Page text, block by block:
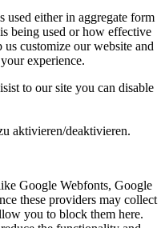
used either in aggregate form
being used or how effective
customize our website and
experience.
to our site you can disable
aktivieren/deaktivieren.
Google Webfonts, Google
these providers may collect
you to block them here.